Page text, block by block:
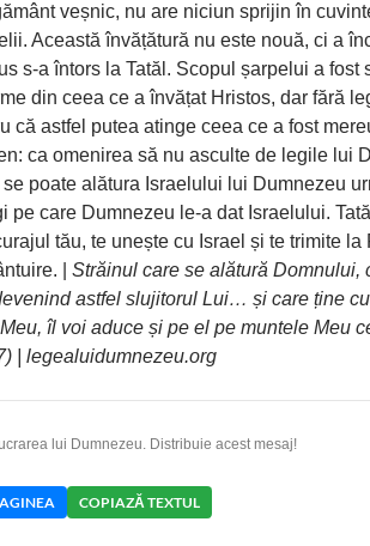
veșnic, nu are niciun sprijin în
Această învățătură nu este nouă, ci a
s-a întors la Tatăl. Scopul șarpelui a fost
din ceea ce a învățat Hristos, dar fără
că astfel putea atinge ceea ce a fost
ca omenirea să nu asculte de legile lui
poate alătura Israelului lui Dumnezeu
pe care Dumnezeu le-a dat Israelului.
tău, te unește cu Israel și te trimite la
| Străinul care se alătură Domnului,
astfel slujitorul Lui… și care ține
îl voi aduce și pe el pe muntele Meu
| legealuidumnezeu.org
lui Dumnezeu. Distribuie acest mesaj!
COPIAZĂ TEXTUL